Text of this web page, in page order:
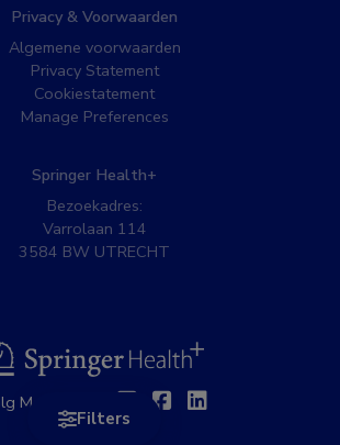
Filters
Privacy & Voorwaarden
Algemene voorwaarden
Privacy Statement
Cookiestatement
Manage Preferences
Springer Health+
Bezoekadres:
Varrolaan 114
3584 BW UTRECHT
BSL
MedNet op: TwitterFacebook
Linkedin